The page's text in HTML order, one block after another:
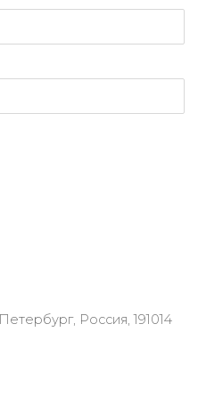
Россия, 191014